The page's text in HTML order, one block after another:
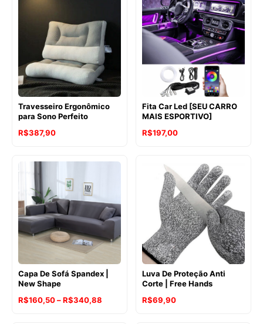
Travesseiro Ergonômico
para Sono Perfeito
R$387,90
Fita Car Led [SEU CARRO
MAIS ESPORTIVO]
R$197,00
Capa De Sofá Spandex |
New Shape
R$160,50–R$340,88
Luva De Proteção Anti
Corte | Free Hands
R$69,90